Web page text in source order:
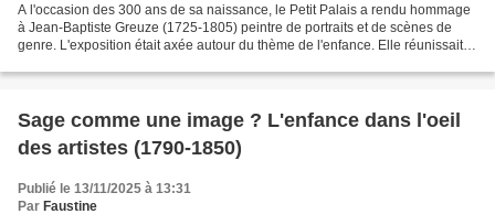
A l'occasion des 300 ans de sa naissance, le Petit Palais a rendu hommage
à Jean-Baptiste Greuze (1725-1805) peintre de portraits et de scènes de
genre. L'exposition était axée autour du thème de l'enfance. Elle réunissait
Sage comme une image ? L'enfance dans l'oeil
des artistes (1790-1850)
Publié le 13/11/2025 à 13:31
Par Faustine